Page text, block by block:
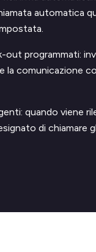
automatica
programmati:
la comunicazione
quando viene
di chiamare